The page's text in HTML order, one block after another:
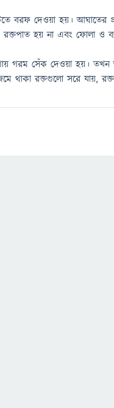
বরফ দেওয়া হয়। আঘাতের
রক্তপাত হয় না এবং ফোলা ও
গরম সেঁক দেওয়া হয়। তখন
থাকা রক্তগুলো সরে যায়, রক্ত